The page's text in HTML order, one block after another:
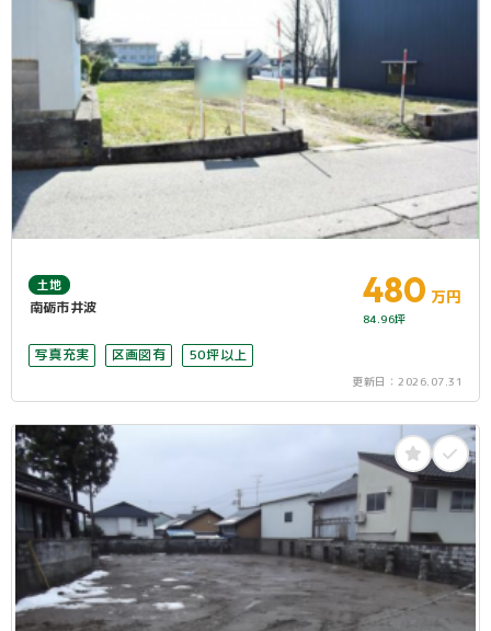
土地
南砺市井波 480 万円
84.96坪
写真充実 区画図有 50坪以上
更新日： 2026.07.31